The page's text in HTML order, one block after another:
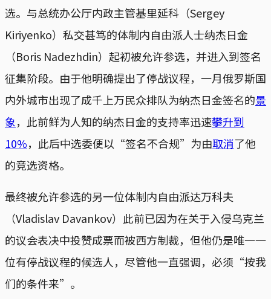
选。与总统办公厅内政主管基里延科（Sergey
Kiriyenko）私交甚笃的体制内自由派人士纳杰日金
（Boris Nadezhdin）起初被允许参选，并进入到签名
征集阶段。由于他明确提出了停战议程，一月俄罗斯国
内外城市出现了成千上万民众排队为纳杰日金签名的景
象，此前鲜为人知的纳杰日金的支持率迅速攀升到
10%，此后中选委便以“签名不合规”为由取消了他
的竞选资格。
最终被允许参选的另一位体制内自由派达万科夫
（Vladislav Davankov）此前已因为在关于入侵乌克兰
的议会表决中投赞成票而被西方制裁，但他仍是唯一一
位有停战议程的候选人，尽管他一直强调，必须“按我
们的条件来”。